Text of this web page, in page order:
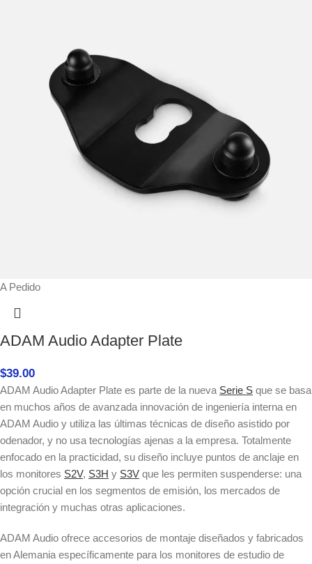
A Pedido
ADAM Audio Adapter Plate
$39.00
ADAM Audio Adapter Plate es parte de la nueva Serie S que se basa
en muchos años de avanzada innovación de ingeniería interna en
ADAM Audio y utiliza las últimas técnicas de diseño asistido por
odenador, y no usa tecnologías ajenas a la empresa. Totalmente
enfocado en la practicidad, su diseño incluye puntos de anclaje en
los monitores S2V, S3H y S3V que les permiten suspenderse: una
opción crucial en los segmentos de emisión, los mercados de
integración y muchas otras aplicaciones.
ADAM Audio ofrece accesorios de montaje diseñados y fabricados
en Alemania específicamente para los monitores de estudio de